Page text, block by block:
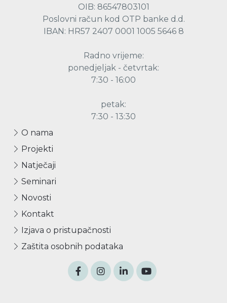
OIB: 86547803101
Poslovni račun kod OTP banke d.d.
IBAN: HR57 2407 0001 1005 5646 8
Radno vrijeme:
ponedjeljak - četvrtak:
7:30 - 16:00
petak:
7:30 - 13:30
O nama
Projekti
Natječaji
Seminari
Novosti
Kontakt
Izjava o pristupačnosti
Zaštita osobnih podataka